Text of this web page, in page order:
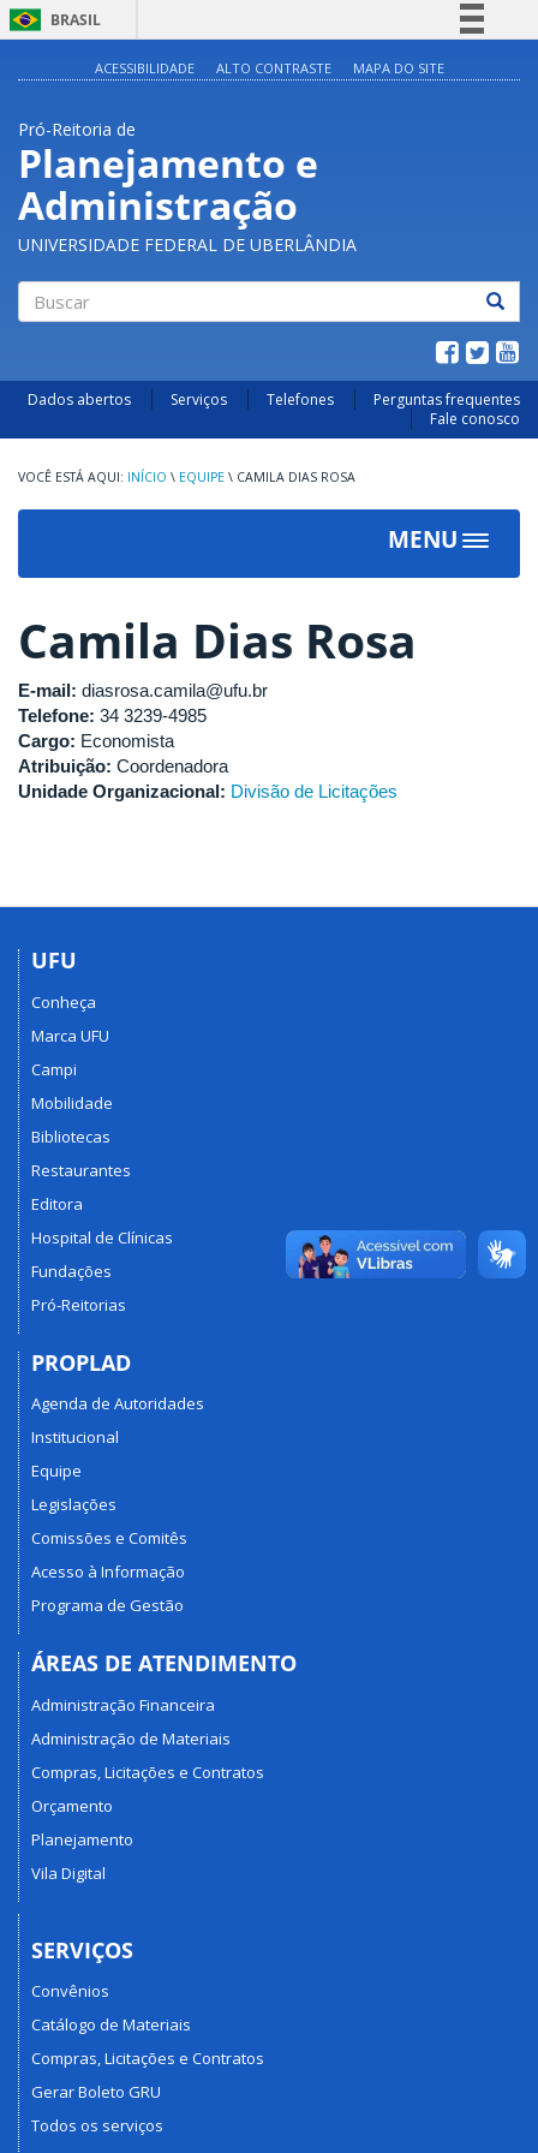
BRASIL
Acesso à informação
ACESSIBILIDADE ALTO CONTRASTE MAPA DO SITE
Pró-Reitoria de
Planejamento e
Administração
UNIVERSIDADE FEDERAL DE UBERLÂNDIA
Dados abertos Serviços Telefones
Perguntas frequentes
Fale conosco
INÍCIO \ EQUIPE \ CAMILA DIAS ROSA
MENU
Toggle
Camila Dias Rosa
E-mail: diasrosa.camila@ufu.br
Telefone: 34 3239-4985
Cargo: Economista
Atribuição: Coordenadora
Unidade Organizacional: Divisão de Licitações
UFU
Conheça
Marca UFU
Campi
Mobilidade
Bibliotecas
Restaurantes
Editora
Hospital de Clínicas
Fundações
Pró-Reitorias
PROPLAD
Agenda de Autoridades
Institucional
Equipe
Legislações
Comissões e Comitês
Acesso à Informação
Programa de Gestão
ÁREAS DE ATENDIMENTO
Administração Financeira
Administração de Materiais
Compras, Licitações e Contratos
Orçamento
Planejamento
Vila Digital
SERVIÇOS
Convênios
Catálogo de Materiais
Compras, Licitações e Contratos
Gerar Boleto GRU
Todos os serviços